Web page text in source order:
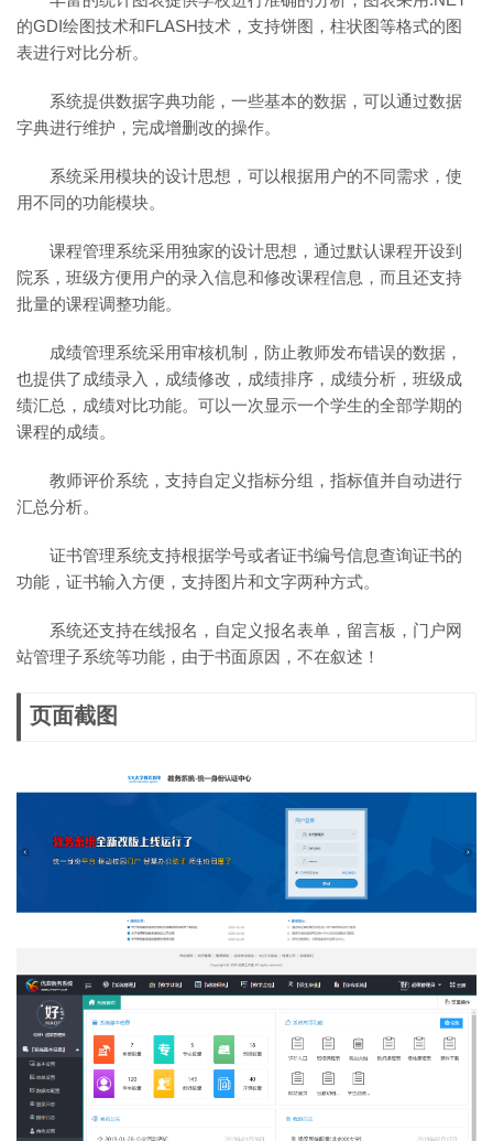
的GDI绘图技术和FLASH技术，支持饼图，柱状图等格式的图
表进行对比分析。
系统提供数据字典功能，一些基本的数据，可以通过数据
字典进行维护，完成增删改的操作。
系统采用模块的设计思想，可以根据用户的不同需求，使
用不同的功能模块。
课程管理系统采用独家的设计思想，通过默认课程开设到
院系，班级方便用户的录入信息和修改课程信息，而且还支持
批量的课程调整功能。
成绩管理系统采用审核机制，防止教师发布错误的数据，
也提供了成绩录入，成绩修改，成绩排序，成绩分析，班级成
绩汇总，成绩对比功能。可以一次显示一个学生的全部学期的
课程的成绩。
教师评价系统，支持自定义指标分组，指标值并自动进行
汇总分析。
证书管理系统支持根据学号或者证书编号信息查询证书的
功能，证书输入方便，支持图片和文字两种方式。
系统还支持在线报名，自定义报名表单，留言板，门户网
站管理子系统等功能，由于书面原因，不在叙述！
页面截图